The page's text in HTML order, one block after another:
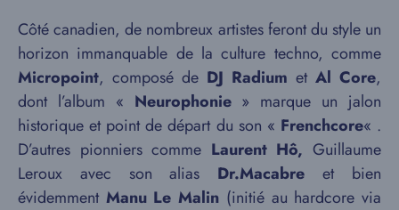
Côté canadien, de nombreux artistes feront du style un
horizon immanquable de la culture techno, comme
Micropoint, composé de DJ Radium etAl Core,
dont l’album « Neurophonie» marque un jalon
historique et point de départ du son « Frenchcore« .
D’autres pionniers comme Laurent Hô, Guillaume
Leroux avec son alias Dr.Macabre et bien
évidemment Manu Le Malin (initié au hardcore via